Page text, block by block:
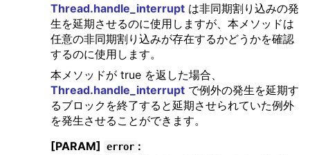
Thread.handle_interruptは非同期割り込みの発
生を延期させるのに使用しますが、本メソッドは
任意の非同期割り込みが存在するかどうかを確認
するのに使用します。
本メソッドが true を返した場合、
Thread.handle_interruptで例外の発生を延期す
るブロックを終了すると延期させられていた例外
を発生させることができます。
[PARAM]
error :